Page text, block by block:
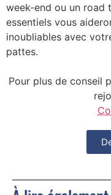
week-end ou un road
essentiels vous
inoubliables avec
pattes.
Pour plus de conseil